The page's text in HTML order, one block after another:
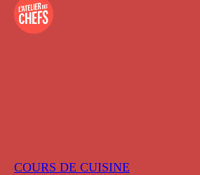
COURS DE CUISINE